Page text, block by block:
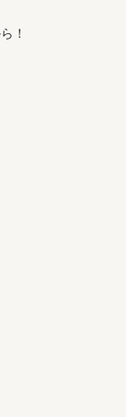
！